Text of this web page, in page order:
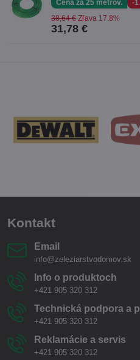
Cena za 25 metrov. -
31,78 €
38,64 € Zľava 17.8%
Kontakt
Email
info@zeleziarstvodomov.sk
Info o produktoch
+421 905 320 312
Technická podpora a
+421 905 320 312
Reklamácie a servis
+421 905 320 312